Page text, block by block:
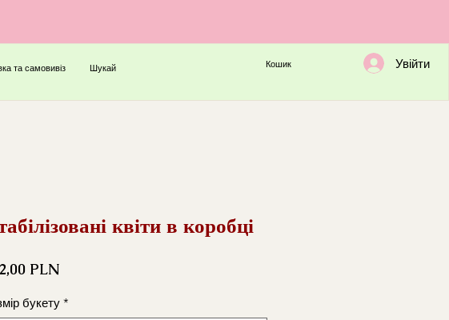
та самовивіз Шукай Кошик Увійти
квіти в коробці
PLNЦіна
букету *